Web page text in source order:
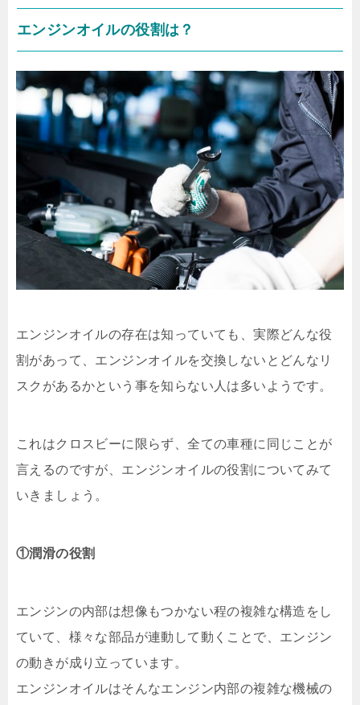
エンジンオイルの役割は？
エンジンオイルの存在は知っていても、実際どんな役
割があって、エンジンオイルを交換しないとどんなリ
スクがあるかという事を知らない人は多いようです。
これはクロスビーに限らず、全ての車種に同じことが
言えるのですが、エンジンオイルの役割についてみて
いきましょう。
①潤滑の役割
エンジンの内部は想像もつかない程の複雑な構造をし
ていて、様々な部品が連動して動くことで、エンジン
の動きが成り立っています。
エンジンオイルはそんなエンジン内部の複雑な機械の